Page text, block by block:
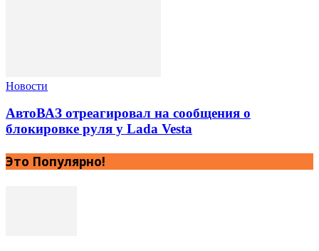
Новости
АвтоВАЗ отреагировал на сообщения о
блокировке руля у Lada Vesta
Это Популярно!